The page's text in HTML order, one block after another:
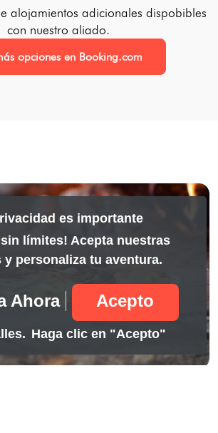
alojamientos adicionales dispobibles
con nuestro aliado.
opciones en Booking.com
es importante
sin límites! Acepta nuestras
y personaliza tu aventura.
Ahora Acepto
Haga clic en "Acepto"